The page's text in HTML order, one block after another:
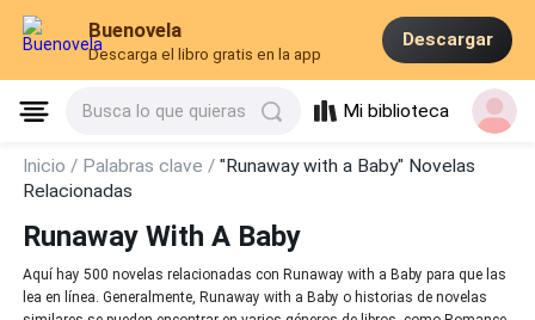
Buenovela
Descarga el libro gratis en la app
Descargar
Busca lo que quieras Mi biblioteca
Inicio / Palabras clave /"Runaway with a Baby" Novelas
Relacionadas
Runaway With A Baby
Aquí hay 500 novelas relacionadas con Runaway with a Baby para que las
lea en línea. Generalmente, Runaway with a Baby o historias de novelas